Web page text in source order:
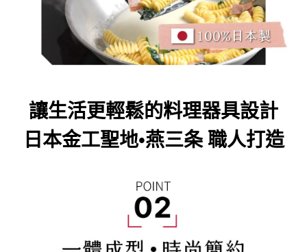
讓生活更輕鬆的料理器具設計
日本金工聖地•燕三条 職人打造